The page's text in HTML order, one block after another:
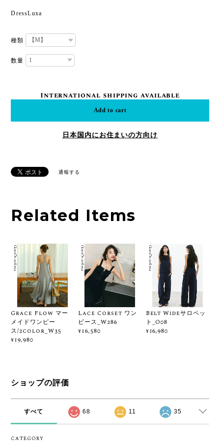
DressLuxa
種類
数量
International shipping available
Add to cart
日本国内にお住まいの方向け
通報する
Related Items
Grace Flow マー
メイドワンピー
ス/2color_W35
¥19,980
Lace Corset ワン
ピース_W286
¥16,580
Belt Wideサロペッ
ト_O08
¥16,980
ショップの評価
すべて 68 11 35
CATEGORY